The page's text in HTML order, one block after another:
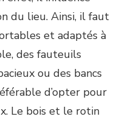
du lieu. Ainsi, il faut
et adaptés à
des fauteuils
ou des bancs
d’opter pour
Le bois et le rotin